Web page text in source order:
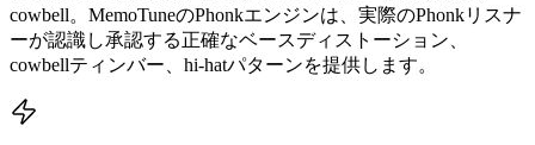
cowbell。MemoTuneのPhonkエンジンは、実際のPhonkリスナ
ーが認識し承認する正確なベースディストーション、
cowbellティンバー、hi-hatパターンを提供します。